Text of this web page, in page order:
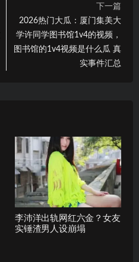
下一篇
2026热门大瓜：厦门集美大
学许同学图书馆1v4的视频，
图书馆的1v4视频是什么瓜 真
实事件汇总
李沛洋出轨网红六金？女友
实锤渣男人设崩塌